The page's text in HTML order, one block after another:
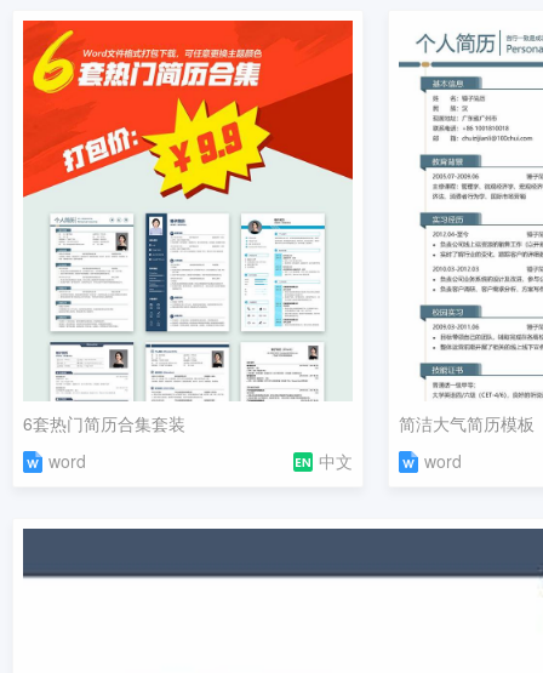
6套热门简历合集套装
word
中文
简洁大气简历模板
word